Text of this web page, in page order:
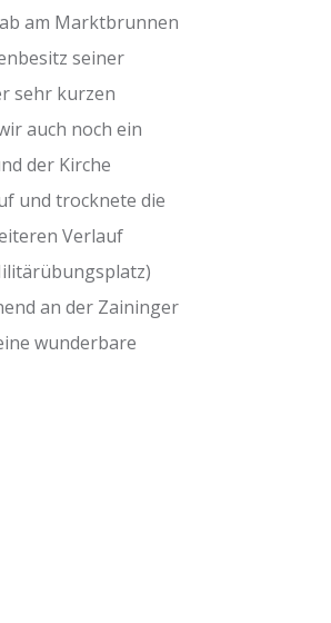
am Marktbrunnen
seiner
sehr kurzen
auch noch ein
der Kirche
und trocknete die
Verlauf
an der Zaininger
wunderbare